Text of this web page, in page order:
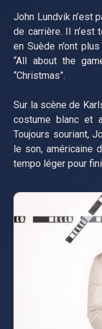
John Lundvik n’est
de carrière. Il
en Suède n’ont
“All about the
“Christmas”.
Sur la scène de
costume blanc et
Toujours souriant,
le son, américaine
tempo léger pour